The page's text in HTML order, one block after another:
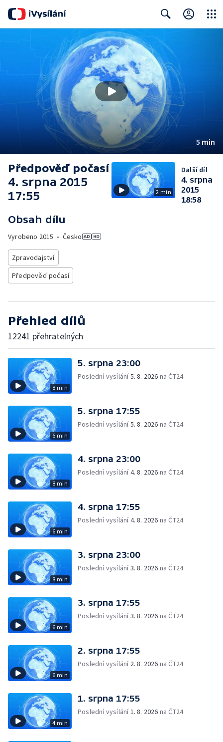
5 min
Předpověď počasí
4. srpna 2015
17:55
Obsah dílu
Vyrobeno 2015 • Česko
Zpravodajství
Předpověď počasí
2 min
Další díl
4. srpna
2015
18:58
Přehled dílů
12241 přehratelných
8 min
5. srpna 23:00
Poslední vysílání5. 8. 2026 na ČT24
6 min
5. srpna 17:55
Poslední vysílání5. 8. 2026 na ČT24
8 min
4. srpna 23:00
Poslední vysílání4. 8. 2026 na ČT24
6 min
4. srpna 17:55
Poslední vysílání4. 8. 2026 na ČT24
8 min
3. srpna 23:00
Poslední vysílání3. 8. 2026 na ČT24
6 min
3. srpna 17:55
Poslední vysílání3. 8. 2026 na ČT24
6 min
2. srpna 17:55
Poslední vysílání 2. 8. 2026 na ČT24
4 min
1. srpna 17:55
Poslední vysílání1. 8. 2026 na ČT24